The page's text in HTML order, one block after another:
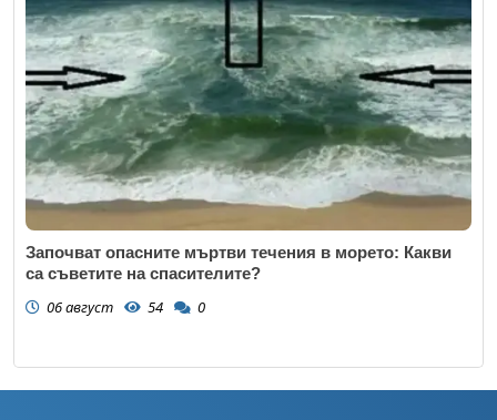
Започват опасните мъртви течения в морето: Какви
са съветите на спасителите?
06 август 54 0